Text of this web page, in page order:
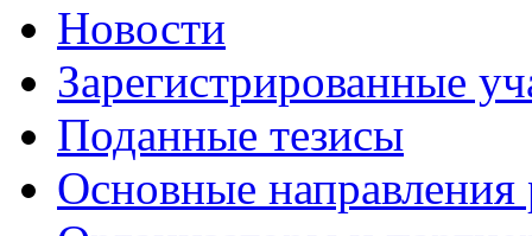
Новости
Зарегистрированные
Поданные тезисы
Основные направления